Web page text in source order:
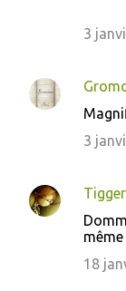
3
3
18